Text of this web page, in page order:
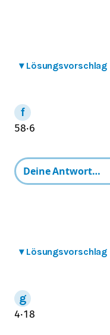
▾ Lösungsvorschlag
58⋅6
▾ Lösungsvorschlag
4⋅1 8